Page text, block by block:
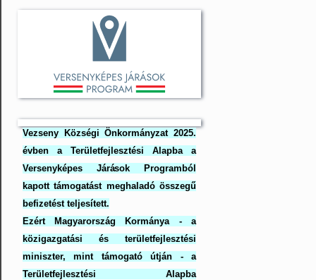
Vezseny Községi Önkormányzat 2025.
évben a Területfejlesztési Alapba a
Versenyképes Járások Programból
kapott támogatást meghaladó összegű
befizetést teljesített.
Ezért Magyarország Kormánya - a
közigazgatási és területfejlesztési
miniszter, mint támogató útján - a
Területfejlesztési Alapba